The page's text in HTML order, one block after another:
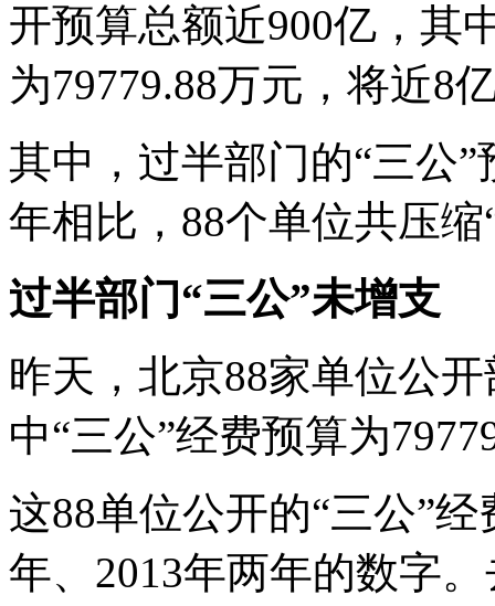
开预算总额近900亿，其
为79779.88万元，将近8
其中，过半部门的“三公
年相比，88个单位共压
过半部门“三公”未增支
昨天，北京88家单位公
中“三公”经费预算为
这88单位公开的“三公”
年、2013年两年的数字